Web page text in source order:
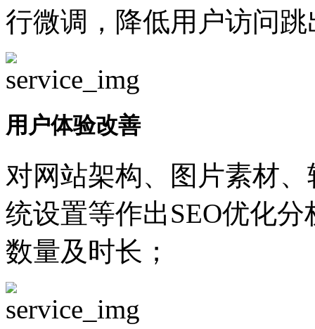
行微调，降低用户访问
用户体验改善
对网站架构、图片素材
统设置等作出SEO优化
数量及时长；